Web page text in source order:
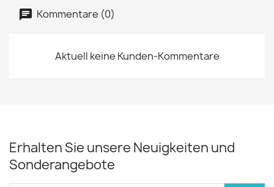
Kommentare (0)
Aktuell keine Kunden-Kommentare
Erhalten Sie unsere Neuigkeiten und
Sonderangebote